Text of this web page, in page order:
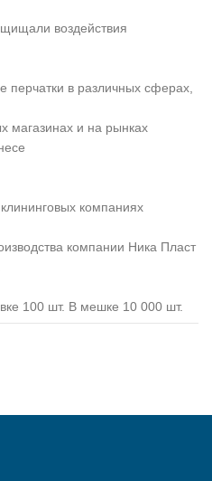
воздействия
в различных сферах,
магазинах и на рынках
компаниях
компании Ника Пласт
100 шт. В мешке 10 000 шт.